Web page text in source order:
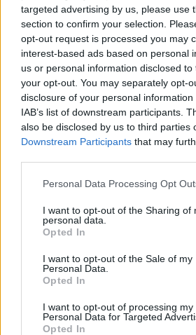
targeted advertising by us, please use
section to confirm your selection.
opt-out request is processed you may
interest-based ads based on personal
us or personal information disclosed
your opt-out. You may separately opt-
disclosure of your personal
IAB’s list of downstream participants.
also be disclosed by us to third parties
Downstream Participants that may
Please note that this website/app uses
not limited to your visit or usage
grant or deny consent to Google and
use your data for below specified
consent section.
Personal Data Processing Opt
I want to opt-out of the Sharing of
personal data.
Opted In
I want to opt-out of the Sale of my
Personal Data.
Opted In
I want to opt-out of processing my
Personal Data for Targeted
Opted In
Beatrice Beretta · 4 Ago 2026
COME FARE
Come scegliere posti sicuri e
Cristian Castiglioni · 3 Ago 2026